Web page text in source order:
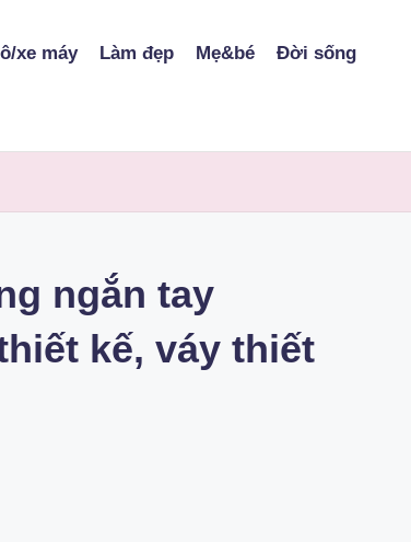
xe máy Làm đẹp Mẹ&bé Đời sống
ngắn tay
kế, váy thiết